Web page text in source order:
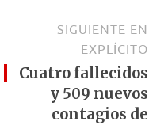
SIGUIENTE EN
EXPLÍCITO
Cuatro fallecidos
y 509 nuevos
contagios de